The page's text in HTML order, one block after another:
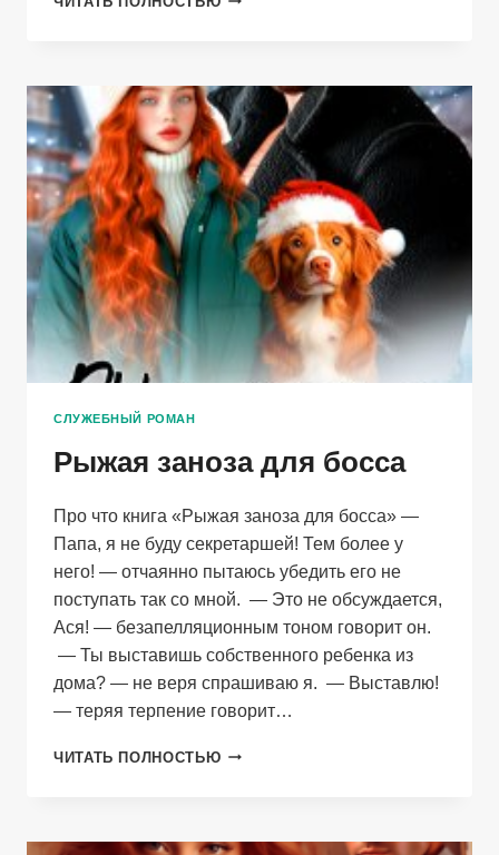
НЕ
СЛОМИТЬ!
СЛУЖЕБНЫЙ РОМАН
Рыжая заноза для босса
Про что книга «Рыжая заноза для босса» —
Папа, я не буду секретаршей! Тем более у
него! — отчаянно пытаюсь убедить его не
поступать так со мной. — Это не обсуждается,
Ася! — безапелляционным тоном говорит он.
— Ты выставишь собственного ребенка из
дома? — не веря спрашиваю я. — Выставлю!
— теряя терпение говорит…
ЧИТАТЬ ПОЛНОСТЬЮ РЫЖАЯ